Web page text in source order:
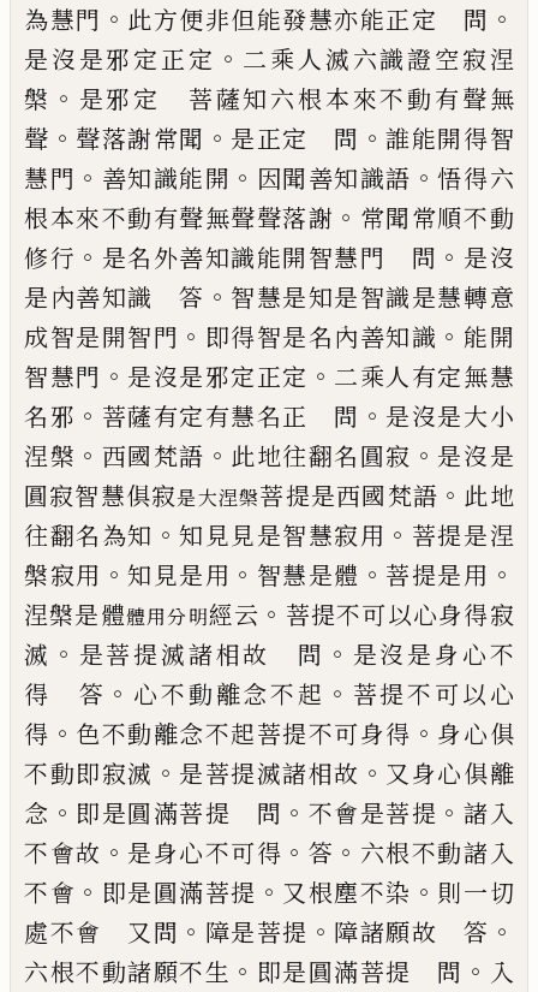
為慧門 。 此方便非但能發慧亦能正定 問 。
是沒是邪定正定 。 二乘人滅六識證空寂涅
槃 。 是邪定 菩薩知六根本來不動有聲無
聲 。 聲落謝常聞 。 是正定 問 。誰能開得智
慧門 。 善知識能開 。 因聞善知識語 。悟得六
根本來不動有聲無聲聲落謝 。 常聞常順不動
修行 。 是名外善知識能開智慧門 問 。 是沒
是內善知識 答 。 智慧是知是智識是慧轉意
成智是開智門 。 即得智是名內善知識 。 能開
智慧門 。 是沒是邪定正定 。 二乘人有定無慧
名邪 。 菩薩有定有慧名正 問 。 是沒是大小
涅槃 。 西國梵語 。 此地往翻名圓寂 。 是沒是
圓寂智慧俱寂是大涅槃菩提是西國梵語 。 此地
往翻名為知 。知見見是智慧寂用 。 菩提是涅
槃寂用 。知見是用 。 智慧是體 。 菩提是用 。
涅槃是體體用分明經云 。 菩提不可以心身得寂
滅 。 是菩提滅諸相故 問 。 是沒是身心不
得 答 。 心不動離念不起 。 菩提不可以心
得 。 色不動離念不起菩提不可身得 。 身心俱
不動即寂滅 。 是菩提滅諸相故 。 又身心俱離
念 。 即是圓滿菩提 問 。 不會是菩提 。 諸入
不會故 。 是身心不可得 。 答 。 六根不動諸入
不會 。 即是圓滿菩提 。 又根塵不染 。 則一切
處不會 又問 。 障是菩提 。 障諸願故 答 。
六根不動諸願不生 。 即是圓滿菩提 問 。 入